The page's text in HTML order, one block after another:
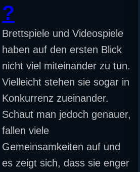
?
Brettspiele und Videospiele
haben auf den ersten Blick
nicht viel miteinander zu tun.
Vielleicht stehen sie sogar in
Konkurrenz zueinander.
Schaut man jedoch genauer,
fallen viele
Gemeinsamkeiten auf und
es zeigt sich, dass sie enger